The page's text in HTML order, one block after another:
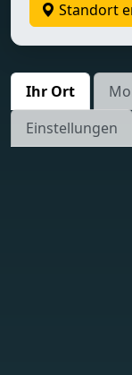
Standort
Ihr Ort
Einstellungen